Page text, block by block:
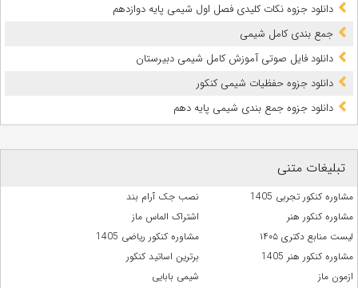
دانلود جزوه نکات کلیدی فصل اول شیمی پایه دوازدهم
جمع بندی کامل شیمی
دانلود فایل صوتی آموزش کامل شیمی دبیرستان
دانلود جزوه حفظیات شیمی کنکور
دانلود جزوه جمع بندی شیمی پایه دهم
تبلیغات متنی
مشاوره کنکور تجربی 1405
نصب جک آرام بند
مشاوره کنکور هنر
اشتراک الماس ماز
لیست منابع دکتری ۱۴۰۵
مشاوره کنکور ریاضی 1405
مشاوره کنکور هنر 1405
برترین اساتید کنکور
ازمون ماز
شیمی بابایی